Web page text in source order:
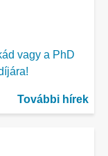
vagy a PhD
További hírek